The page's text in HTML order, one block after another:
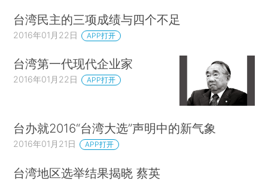
台湾民主的三项成绩与四个不足
2016年01月22日 APP打开
台湾第一代现代企业家
2016年01月22日 APP打开
台办就2016“台湾大选”声明中的新气象
2016年01月21日 APP打开
台湾地区选举结果揭晓 蔡英